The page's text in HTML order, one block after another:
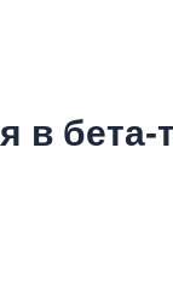
в бета-